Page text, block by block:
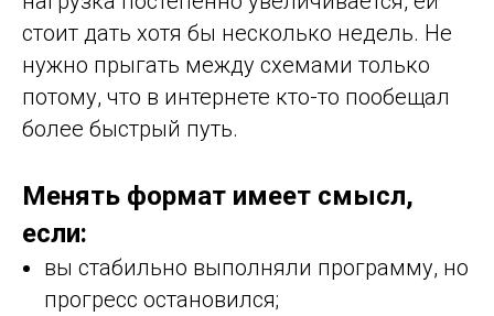
стоит дать хотя бы несколько недель. Не
нужно прыгать между схемами только
потому, что в интернете кто-то пообещал
более быстрый путь.
Менять формат имеет смысл,
если:
вы стабильно выполняли программу, но
прогресс остановился;